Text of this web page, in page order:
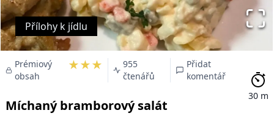
Přílohy k jídlu
Prémiový
obsah
★★★
955
čtenářů
Přidat
komentář
Míchaný bramborový salát
30 m